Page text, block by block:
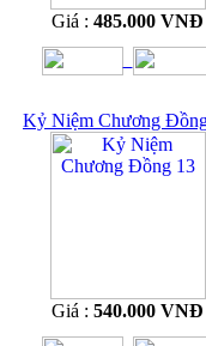
Giá : 485.000 VNĐ
Kỷ Niệm Chương
Giá : 540.000 VNĐ